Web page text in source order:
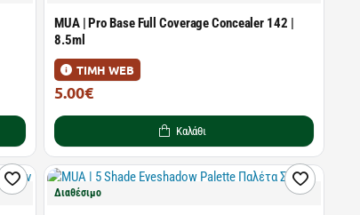
MUA | Pro Base Full Coverage Concealer 142 |
8.5ml
ΤΙΜΗ WEB
5.00€
Καλάθι
Διαθέσιμο